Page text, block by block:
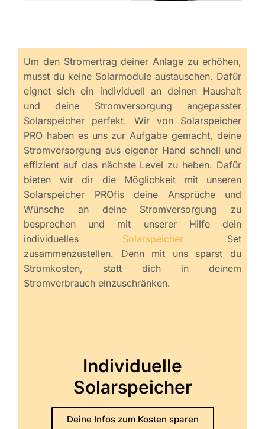
Um den Stromertrag deiner Anlage zu erhöhen,
musst du keine Solarmodule austauschen. Dafür
eignet sich ein individuell an deinen Haushalt
und deine Stromversorgung angepasster
Solarspeicher perfekt. Wir von Solarspeicher
PRO haben es uns zur Aufgabe gemacht, deine
Stromversorgung aus eigener Hand schnell und
effizient auf das nächste Level zu heben. Dafür
bieten wir dir die Möglichkeit mit unseren
Solarspeicher PROfis deine Ansprüche und
Wünsche an deine Stromversorgung zu
besprechen und mit unserer Hilfe dein
individuelles Solarspeicher Set
zusammenzustellen. Denn mit uns sparst du
Stromkosten, statt dich in deinem
Stromverbrauch einzuschränken.
Individuelle
Solarspeicher
Deine Infos zum Kosten sparen